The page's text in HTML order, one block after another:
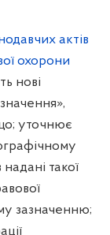
актів
охорони
нові
уточнює
такої
зазначенню;